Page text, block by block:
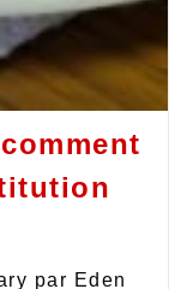
par Eden